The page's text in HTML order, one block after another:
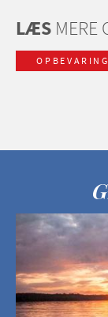
LÆS MERE
OPBEVARING